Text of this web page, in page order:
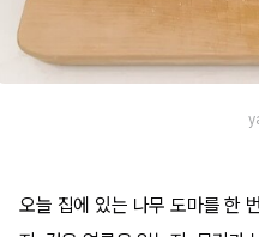
오늘 집에 있는 나무 도마를 한